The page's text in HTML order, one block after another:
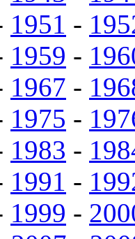
1951 -
1959 -
1967 -
1975 -
1983 -
1991 -
1999 -